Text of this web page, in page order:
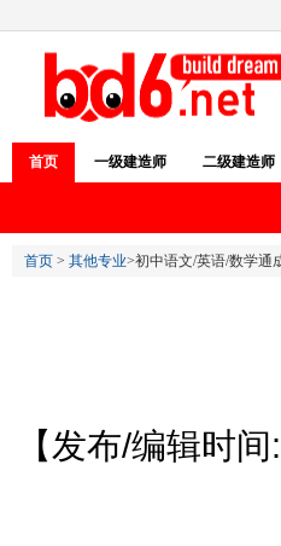
首页 一级建造师 二级建造师
首页 > 其他专业>初中语文/英语/数学通
【发布/编辑时